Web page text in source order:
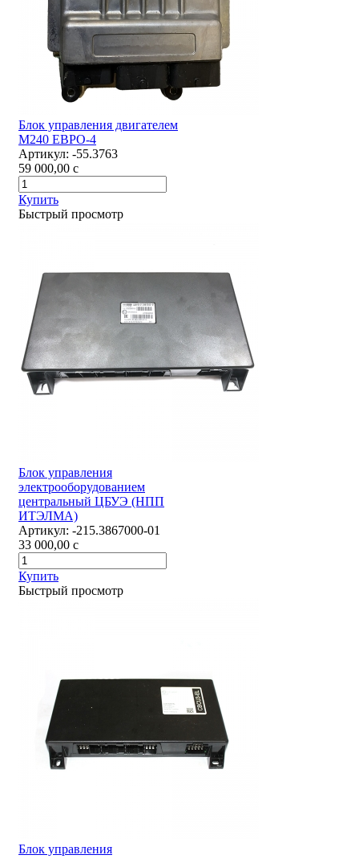
Блок управления двигателем
М240 ЕВРО-4
Артикул: -55.3763
59 000,00 c
Купить
Быстрый просмотр
Блок управления
электрооборудованием
центральный ЦБУЭ (НПП
ИТЭЛМА)
Артикул: -215.3867000-01
33 000,00 c
Купить
Быстрый просмотр
Блок управления